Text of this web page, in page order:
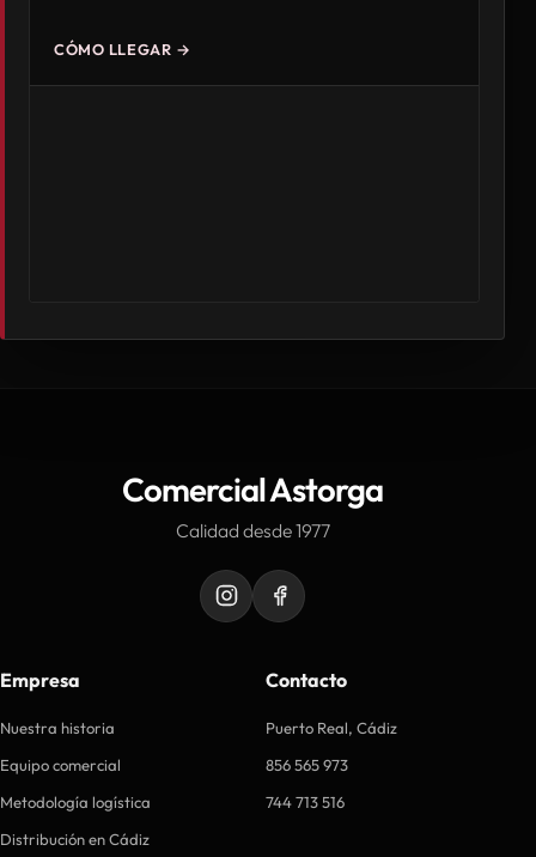
CÓMO LLEGAR →
Comercial Astorga
Calidad desde 1977
Empresa
Nuestra historia
Equipo comercial
Metodología logística
Distribución en Cádiz
Contacto
Puerto Real, Cádiz
856 565 973
744 713 516